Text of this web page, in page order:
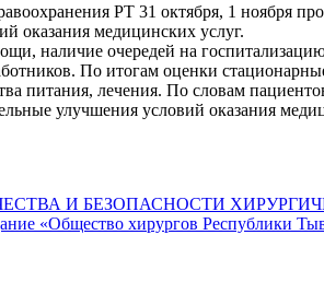
РТ 31 октября, 1 ноября
оказания медицинских услуг.
наличие очередей на
По итогам оценки
питания, лечения. По словам
улучшения условий оказания
И БЕЗОПАСНОСТИ
«Общество хирургов Республики